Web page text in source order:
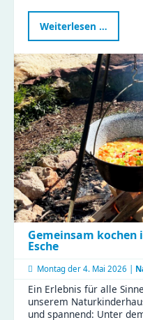
Weiterlesen …
im
–
ein
voller
Magie
Gemeinsam
Esche
Montag der 4. Mai 2026 |
Ein Erlebnis für alle
unserem
und spannend: Unter